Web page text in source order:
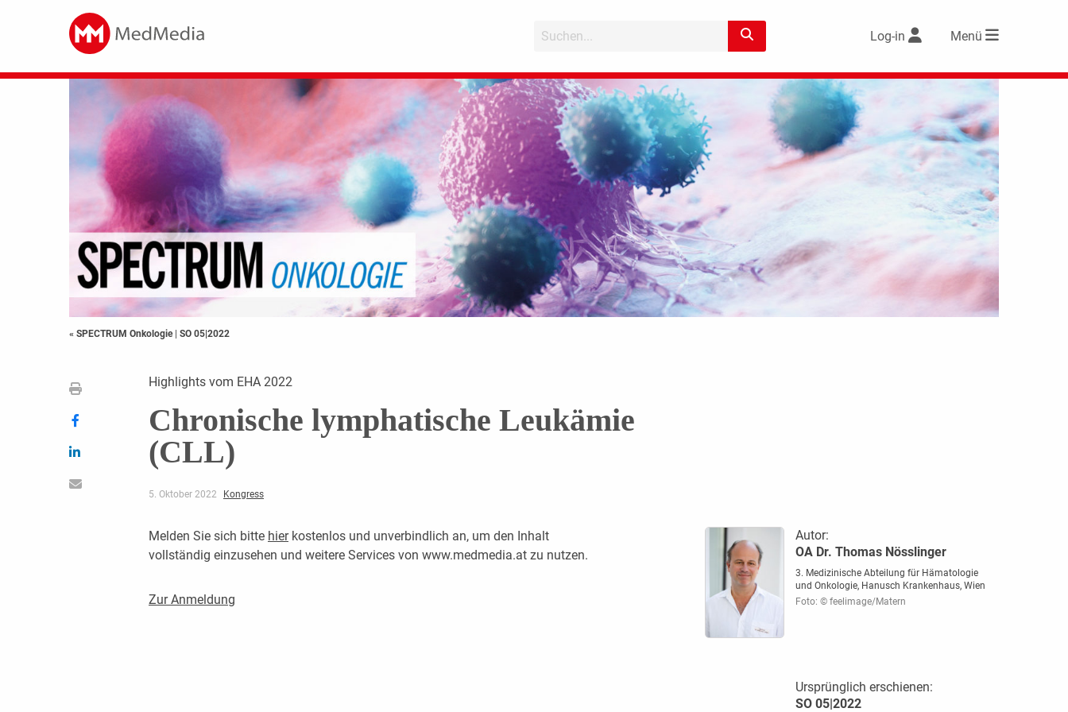
Log-in Menü
« SPECTRUM Onkologie | SO 05|2022
Highlights vom EHA 2022
Chronische lymphatische Leukämie
(CLL)
5. Oktober 2022 Kongress
Melden Sie sich bitte hierkostenlos und unverbindlich an, um den Inhalt
vollständig einzusehen und weitere Services von www.medmedia.at zu nutzen.
Zur Anmeldung
Autor:
OA Dr. Thomas Nösslinger
3. Medizinische Abteilung für Hämatologie
und Onkologie, Hanusch Krankenhaus, Wien
Foto: © feelimage/Matern
Ursprünglich erschienen:
SO 05|2022